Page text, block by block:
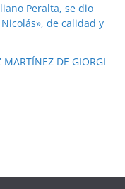
Peralta, se dio
de calidad y
MARTÍNEZ DE GIORGI